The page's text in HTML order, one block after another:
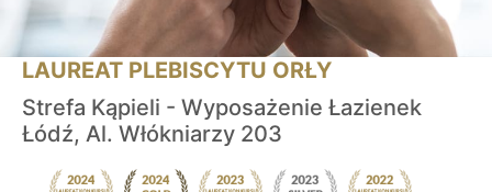
LAUREAT PLEBISCYTU ORŁY
Strefa Kąpieli - Wyposażenie Łazienek
Łódź, Al. Włókniarzy 203